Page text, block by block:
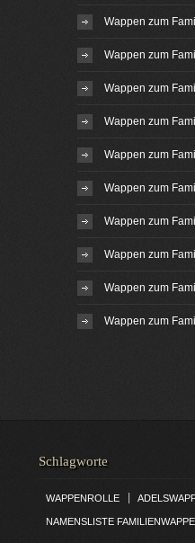
Wappen zum
Wappen zum
Wappen zum
Wappen zum
Wappen zum
Wappen zum
Wappen zum
Wappen zum
Wappen zum
Wappen zum
Schlagworte
WAPPENROLLE
NAMENSLISTE